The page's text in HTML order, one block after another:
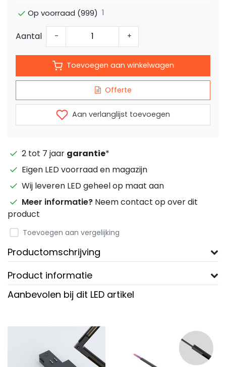
Op voorraad (999) 1
Aantal - +
Toevoegen aan winkelwagen
Offerte
Aan verlanglijst toevoegen
2 tot 7 jaar garantie*
Eigen LED voorraad en magazijn
Wij leveren LED geheel op maat aan
Meer informatie? Neem contact op over dit
product
Toevoegen aan vergelijking
Productomschrijving
Product informatie
Aanbevolen bij dit LED artikel